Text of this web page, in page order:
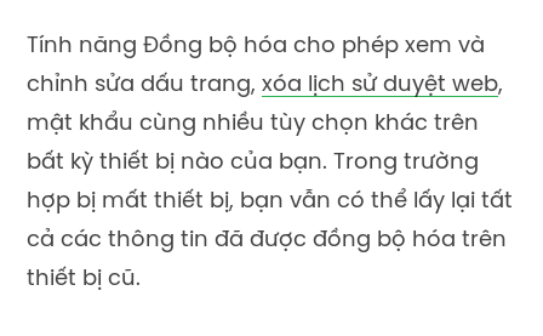
Tính năng Đồng bộ hóa cho phép xem và
chỉnh sửa dấu trang, xóa lịch sử duyệt web,
mật khẩu cùng nhiều tùy chọn khác trên
bất kỳ thiết bị nào của bạn. Trong trường
hợp bị mất thiết bị, bạn vẫn có thể lấy lại tất
cả các thông tin đã được đồng bộ hóa trên
thiết bị cũ.